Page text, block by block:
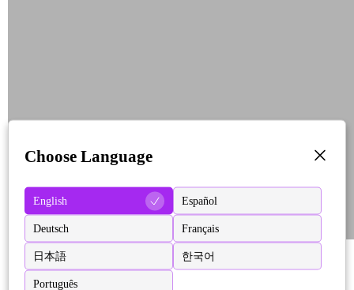
Choose Language
English Español
Deutsch Français
日本語 한국어
Português